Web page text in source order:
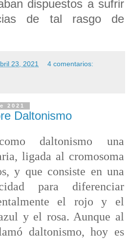
dispuestos a sufrir
de tal rasgo de
23, 2021 4 comentarios:
2021
Daltonismo
daltonismo una
ligada al cromosoma
y que consiste en una
para diferenciar
el rojo y el
y el rosa. Aunque al
daltonismo, hoy es